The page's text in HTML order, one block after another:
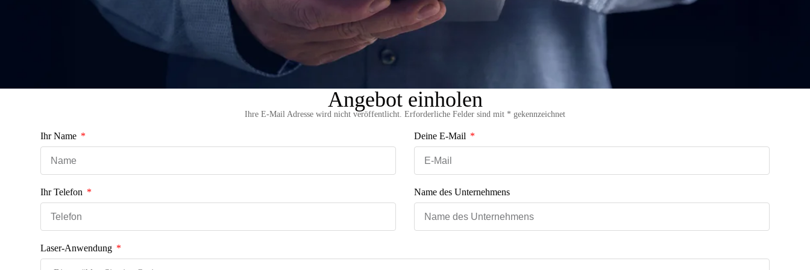
Angebot einholen
Ihre E-Mail Adresse wird nicht veröffentlicht. Erforderliche Felder sind mit * gekennzeichnet
Ihr Name Deine E-Mail
Ihr Telefon Name des Unternehmens
Laser-Anwendung